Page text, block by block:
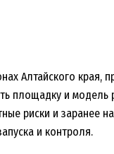
Алтайского края,
площадку и модель
риски и заранее
и контроля.